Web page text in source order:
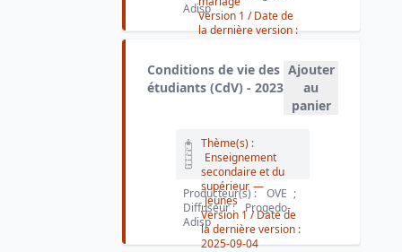
Version 1 / Date de
la dernière version :
Adisp
Conditions de vie des
étudiants (CdV) - 2023
Ajouter
au
panier
Thème(s) :
Enseignement
secondaire et du
supérieur —
Jeunes
Version 1/ Date de
la dernière version :
2025-09-04
Producteur(s) : OVE ;
Diffuseur :
Progedo-
Adisp